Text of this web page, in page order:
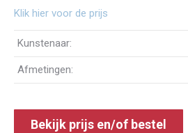
Klik hier voor de prijs
Kunstenaar:
Afmetingen:
Bekijk prijs en/of bestel